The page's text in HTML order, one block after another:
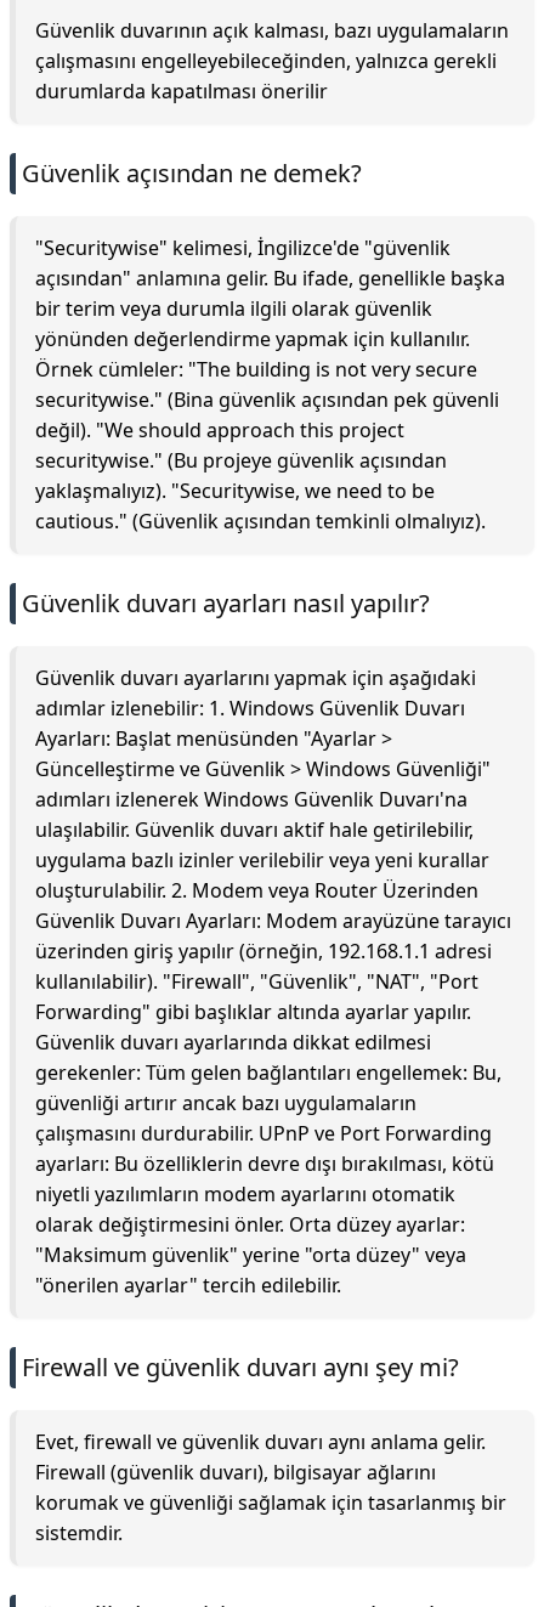
Güvenlik duvarının açık kalması, bazı uygulamaların
çalışmasını engelleyebileceğinden, yalnızca gerekli
durumlarda kapatılması önerilir
Güvenlik açısından ne demek?
"Securitywise" kelimesi, İngilizce'de "güvenlik
açısından" anlamına gelir. Bu ifade, genellikle başka
bir terim veya durumla ilgili olarak güvenlik
yönünden değerlendirme yapmak için kullanılır.
Örnek cümleler: "The building is not very secure
securitywise." (Bina güvenlik açısından pek güvenli
değil). "We should approach this project
securitywise." (Bu projeye güvenlik açısından
yaklaşmalıyız). "Securitywise, we need to be
cautious." (Güvenlik açısından temkinli olmalıyız).
Güvenlik duvarı ayarları nasıl yapılır?
Güvenlik duvarı ayarlarını yapmak için aşağıdaki
adımlar izlenebilir: 1. Windows Güvenlik Duvarı
Ayarları: Başlat menüsünden "Ayarlar >
Güncelleştirme ve Güvenlik > Windows Güvenliği"
adımları izlenerek Windows Güvenlik Duvarı'na
ulaşılabilir. Güvenlik duvarı aktif hale getirilebilir,
uygulama bazlı izinler verilebilir veya yeni kurallar
oluşturulabilir. 2. Modem veya Router Üzerinden
Güvenlik Duvarı Ayarları: Modem arayüzüne tarayıcı
üzerinden giriş yapılır (örneğin, 192.168.1.1 adresi
kullanılabilir). "Firewall", "Güvenlik", "NAT", "Port
Forwarding" gibi başlıklar altında ayarlar yapılır.
Güvenlik duvarı ayarlarında dikkat edilmesi
gerekenler: Tüm gelen bağlantıları engellemek: Bu,
güvenliği artırır ancak bazı uygulamaların
çalışmasını durdurabilir. UPnP ve Port Forwarding
ayarları: Bu özelliklerin devre dışı bırakılması, kötü
niyetli yazılımların modem ayarlarını otomatik
olarak değiştirmesini önler. Orta düzey ayarlar:
"Maksimum güvenlik" yerine "orta düzey" veya
"önerilen ayarlar" tercih edilebilir.
Firewall ve güvenlik duvarı aynı şey mi?
Evet, firewall ve güvenlik duvarı aynı anlama gelir.
Firewall (güvenlik duvarı), bilgisayar ağlarını
korumak ve güvenliği sağlamak için tasarlanmış bir
sistemdir.